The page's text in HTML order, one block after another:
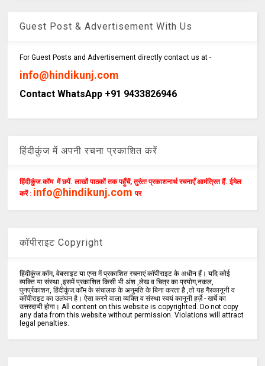
Guest Post & Advertisement With Us
For Guest Posts and Advertisement directly contact us at -
info@hindikunj.com
Contact WhatsApp +91 9433826946
हिंदीकुंज में अपनी रचना प्रकाशित करें
हिंदीकुंज.कॉम में छपें. लाखों पाठकों तक पहुँचें, तुरंत! प्रकाशनार्थ रचनाएँ आमंत्रित हैं. ईमेल
करें : info@hindikunj.com पर
कॉपीराइट Copyright
हिंदीकुंज.कॉम, वेबसाइट या एप्स में प्रकाशित रचनाएं कॉपीराइट के अधीन हैं। यदि कोई
व्यक्ति या संस्था ,इसमें प्रकाशित किसी भी अंश ,लेख व चित्र का प्रयोग,नकल,
पुनर्प्रकाशन, हिंदीकुंज.कॉम के संचालक के अनुमति के बिना करता है ,तो यह गैरकानूनी व
कॉपीराइट का उलंघन है। ऐसा करने वाला व्यक्ति व संस्था स्वयं कानूनी हर्ज़े - खर्चे का
उत्तरदायी होगा। All content on this website is copyrighted. Do not copy
any data from this website without permission. Violations will attract
legal penalties.